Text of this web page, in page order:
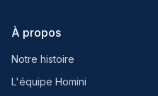
À propos
Notre histoire
L'équipe Homini